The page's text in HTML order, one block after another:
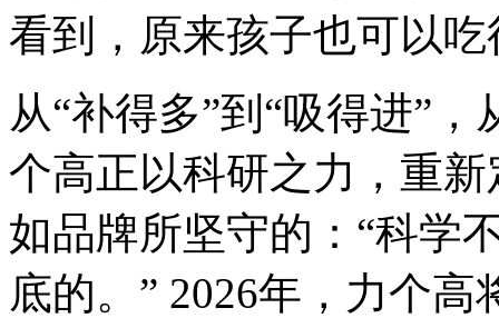
看到，原来孩子也可以
从“补得多”到“吸得进”
个高正以科研之力，重
如品牌所坚守的：“科学
底的。” 2026年，力个高